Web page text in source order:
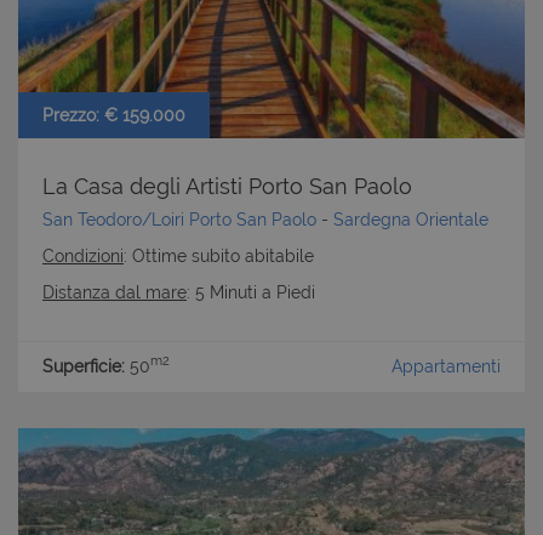
Prezzo: € 159.000
La Casa degli Artisti Porto San Paolo
San Teodoro/Loiri Porto San Paolo - Sardegna Orientale
Condizioni: Ottime subito abitabile
Distanza dal mare: 5 Minuti a Piedi
Superficie: 50m2 Appartamenti